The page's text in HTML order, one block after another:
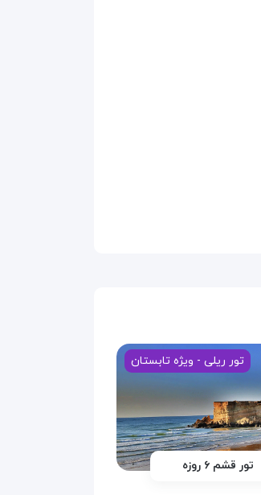
تور ریلی - ویژه تابستان
تور قشم ۶ روزه